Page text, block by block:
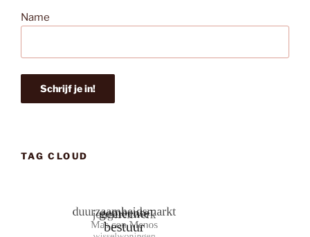
Name
TAG CLOUD